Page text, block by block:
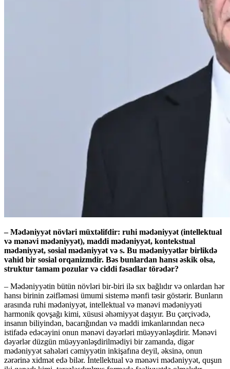
– Mədəniyyət növləri müxtəlifdir: ruhi mədəniyyət (intellektual
və mənəvi mədəniyyət), maddi mədəniyyət, kontekstual
mədəniyyət, sosial mədəniyyət və s. Bu mədəniyyətlər birlikdə
vahid bir sosial orqanizmdir. Bəs bunlardan hansı əskik olsa,
struktur tamam pozular və ciddi fəsadlar törədər?
– Mədəniyyətin bütün növləri bir-biri ilə sıx bağlıdır və onlardan hər
hansı birinin zəifləməsi ümumi sistemə mənfi təsir göstərir. Bunların
arasında ruhi mədəniyyət, intellektual və mənəvi mədəniyyəti
harmonik qovşağı kimi, xüsusi əhəmiyyət daşıyır. Bu çərçivədə,
insanın biliyindən, bacarığından və maddi imkanlarından necə
istifadə edəcəyini onun mənəvi dəyərləri müəyyənləşdirir. Mənəvi
dəyərlər düzgün müəyyənləşdirilmədiyi bir zamanda, digər
mədəniyyət sahələri cəmiyyətin inkişafına deyil, əksinə, onun
zərərinə xidmət edə bilər. İntellektual və mənəvi mədəniyyət, quşun